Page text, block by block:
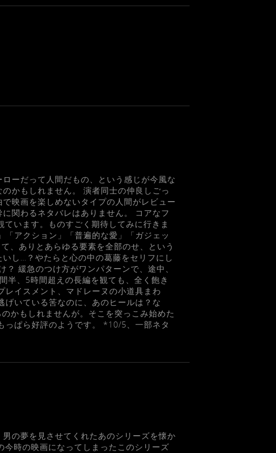
ーだって人間だもの、という感じが今風な
かもしれません。 演者同士の仲良しごっ
映画を楽しめないタイプの人間がレビュー
関わるネタバレはありません。 コアなフ
います。ものすごく期待してみに行きま
アクション」「普遍的な愛」「ガジェッ
、ありとあらゆる要素を全部のせ、という
し…？やたらと心の中の葛藤をセリフにし
緩急のつけ方がワンパターンで、途中、
半、5時間超えの長編を観ても、全く飽き
イスメント、マドレーヌの小道具まわ
いている筈なのに、あのヒールは？な
かもしれませんが。そこを突っこみ始めた
っぱら好評のようです。 *10/5、一部ネタ
の夢を見させてくれたあのシリーズを懐か
時の映画になってしまったこのシリーズ